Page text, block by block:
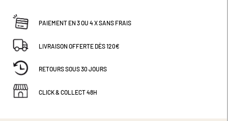
70's ! Dimensions (cm) : H45 x L45.
PAIEMENT EN 3 OU 4 X SANS FRAIS
LIVRAISON OFFERTE DÈS 120€
RETOURS SOUS 30 JOURS
CLICK & COLLECT 48H